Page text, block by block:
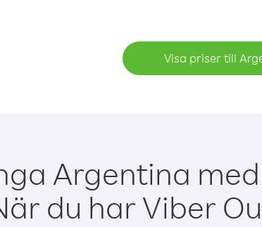
Visa priser till
Argentina
du har Viber